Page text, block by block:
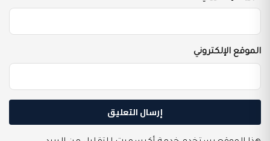
الموقع الإلكتروني